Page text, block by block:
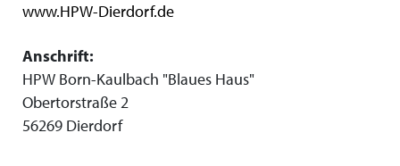
www.HPW-Dierdorf.de
Anschrift:
HPW Born-Kaulbach "Blaues Haus"
Obertorstraße 2
56269 Dierdorf